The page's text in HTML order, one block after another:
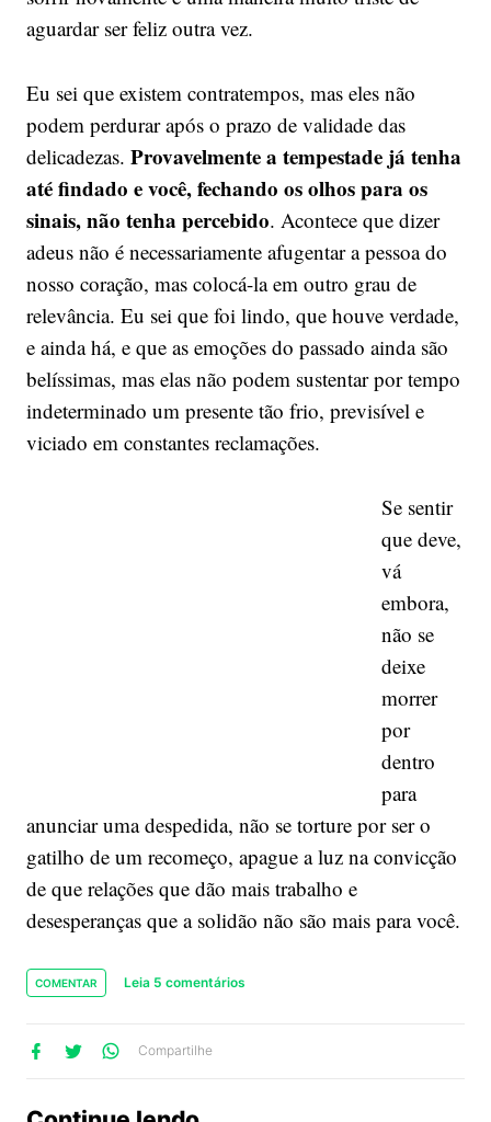
aguardar ser feliz outra vez.
Eu sei que existem contratempos, mas eles não
podem perdurar após o prazo de validade das
delicadezas. Provavelmente a tempestade já tenha
até findado e você, fechando os olhos para os
sinais, não tenha percebido. Acontece que dizer
adeus não é necessariamente afugentar a pessoa do
nosso coração, mas colocá-la em outro grau de
relevância. Eu sei que foi lindo, que houve verdade,
e ainda há, e que as emoções do passado ainda são
belíssimas, mas elas não podem sustentar por tempo
indeterminado um presente tão frio, previsível e
viciado em constantes reclamações.
Se sentir
que deve,
vá
embora,
não se
deixe
morrer
por
dentro
para
anunciar uma despedida, não se torture por ser o
gatilho de um recomeço, apague a luz na convicção
de que relações que dão mais trabalho e
desesperanças que a solidão não são mais para você.
COMENTAR Leia 5 comentários
Compartilhe